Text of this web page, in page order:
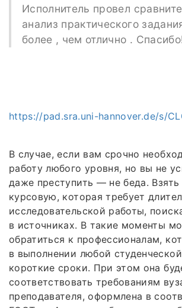
Исполнитель провел
анализ практического
более , чем отлично .
https://pad.sra.uni-hannover.de/s/
В случае, если вам срочно
работу любого уровня, но вы не
даже преступить — не беда. Взять
курсовую, которая требует
исследовательской работы,
в источниках. В такие моменты
обратиться к профессионалам,
в выполнении любой
короткие сроки. При этом она
соответствовать требованиям
преподавателя, оформлена в